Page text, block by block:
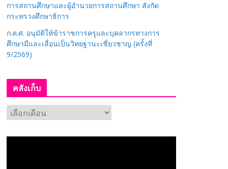
การสถานศึกษาและผู้อำนวยการสถานศึกษา สังกัด
กระทรวงศึกษาธิการ
ก.ค.ศ. อนุมัติให้ข้าราชการครูและบุคลากรทางการ
ศึกษามีและเลื่อนเป็นวิทยฐานะเชี่ยวชาญ (ครั้งที่
9/2569)
คลังเก็บ
ลั
ง